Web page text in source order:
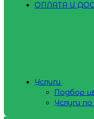
ОПЛАТА И
Услуги
Подбор
Услуги